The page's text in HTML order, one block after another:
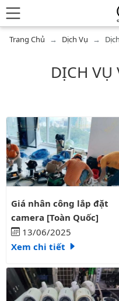
Trang Chủ Dịch Vụ
DỊCH VỤ
Danh sách
Giá nhân công lắp đặt
Giá nhân công lắp đặt
camera [Toàn Quốc]
13/06/2025
Xem chi tiết